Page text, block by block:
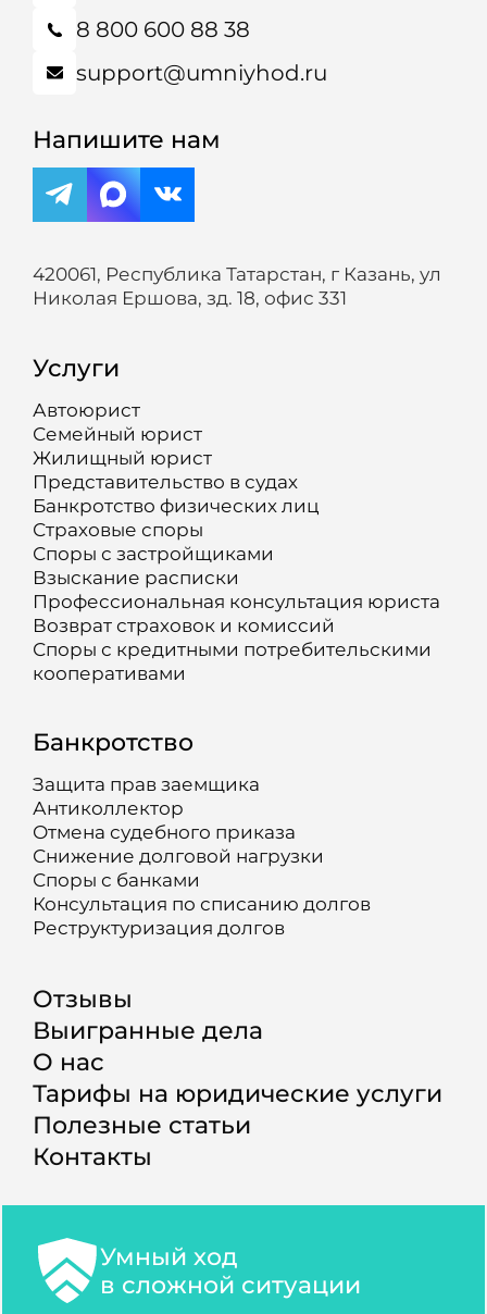
8 800 600 88 38
support@umniyhod.ru
Напишите нам
420061, Республика Татарстан, г Казань, ул
Николая Ершова, зд. 18, офис 331
Услуги
Автоюрист
Семейный юрист
Жилищный юрист
Представительство в судах
Банкротство физических лиц
Страховые споры
Споры с застройщиками
Взыскание расписки
Профессиональная консультация юриста
Возврат страховок и комиссий
Споры с кредитными потребительскими
кооперативами
Банкротство
Защита прав заемщика
Антиколлектор
Отмена судебного приказа
Снижение долговой нагрузки
Споры с банками
Консультация по списанию долгов
Реструктуризация долгов
Отзывы
Выигранные дела
О нас
Тарифы на юридические услуги
Полезные статьи
Контакты
Умный ход
в сложной ситуации